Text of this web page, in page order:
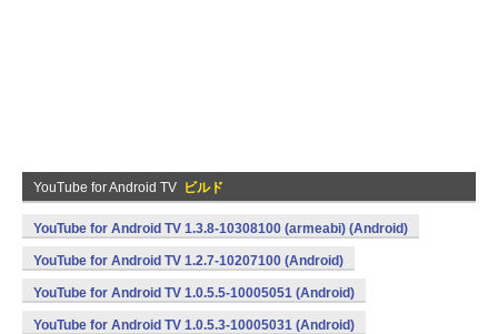
YouTube for Android TV ビルド
YouTube for Android TV 1.3.8-10308100 (armeabi) (Android)
YouTube for Android TV 1.2.7-10207100 (Android)
YouTube for Android TV 1.0.5.5-10005051 (Android)
YouTube for Android TV 1.0.5.3-10005031 (Android)